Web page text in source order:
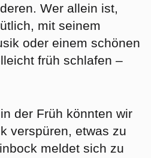
Wer allein ist,
mit seinem
oder einem schönen
früh schlafen –
der Früh könnten wir
verspüren, etwas zu
meldet sich zu